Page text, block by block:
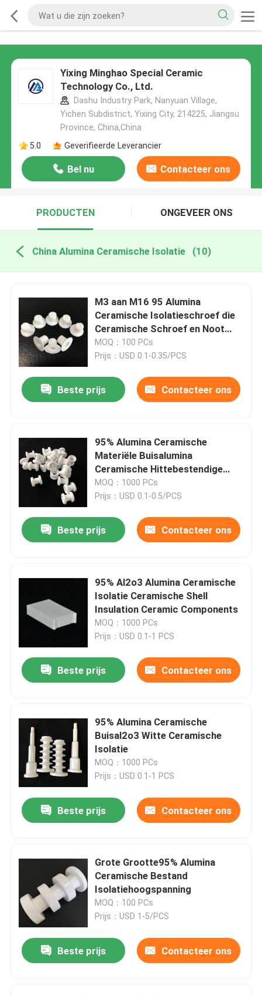
Yixing Minghao Special Ceramic
Technology Co., Ltd.
Dashu Industry Park, Nanyuan Village,
Yichen Subdistrict, Yixing City, 214225, Jiangsu
Province, China,China
5.0
Geverifieerde Leverancier
Bel nu Contacteer ons
PRODUCTEN ONGEVEER ONS
China Alumina Ceramische Isolatie (10)
M3 aan M16 95 Alumina
Ceramische Isolatieschroef die
Ceramische Schroef en Noot
isoleren
MOQ：100 PCs
Prijs：USD 0.1-0.35/PCS
Beste prijs Contacteer ons
95% Alumina Ceramische
Materiële Buisalumina
Ceramische Hittebestendige
Buis Hoge Isolatie
MOQ：1000 PCs
Prijs：USD 0.1-0.5/PCS
Beste prijs Contacteer ons
95% Al2o3 Alumina Ceramische
Isolatie Ceramische Shell
Insulation Ceramic Components
MOQ：1000 PCs
Prijs：USD 0.1-1 PCS
Beste prijs Contacteer ons
95% Alumina Ceramische
Buisal2o3 Witte Ceramische
Isolatie
MOQ：1000 PCs
Prijs：USD 0.1-1 PCS
Beste prijs Contacteer ons
Grote Grootte95% Alumina
Ceramische Bestand
Isolatiehoogspanning
MOQ：100 PCs
Prijs：USD 1-5/PCS
Beste prijs Contacteer ons